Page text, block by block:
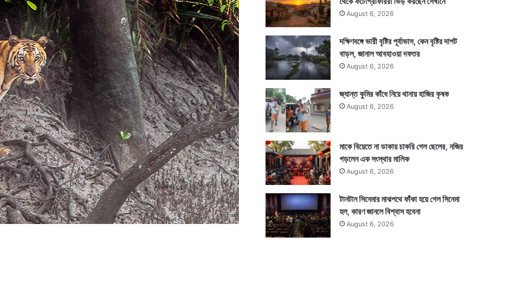
August 6, 2026
দক্ষিণবঙ্গে ভারী বৃষ্টির পূর্বাভাস, কেন বৃষ্টির দাপট
বাড়ল, জানাল আবহাওয়া দফতর
August 6, 2026
জ্যান্ত কুমির কাঁধে নিয়ে থানায় হাজির কৃষক
August 6, 2026
মাকে বিয়েতে না ডাকায় চাকরি গেল ছেলের, নজির
গড়লেন এক সংস্থার মালিক
August 6, 2026
টানটান সিনেমার মাঝপথে ফাঁকা হয়ে গেল সিনেমা
হল, কারণ জানলে বিশ্বাস হবেনা
August 6, 2026